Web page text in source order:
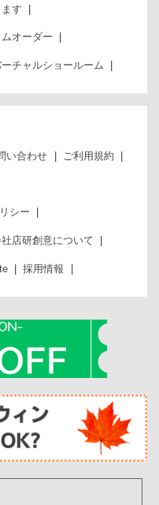
す
オーダー
チャルショールーム
い合わせ ご利用規約
シー
店研創意について
採用情報